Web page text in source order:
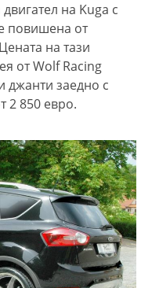
на Kuga с
повишена от
на тази
от Wolf Racing
джанти заедно с
2 850 евро.